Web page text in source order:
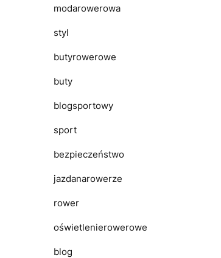
modarowerowa
styl
butyrowerowe
buty
blogsportowy
sport
bezpieczeństwo
jazdanarowerze
rower
oświetlenierowerowe
blog